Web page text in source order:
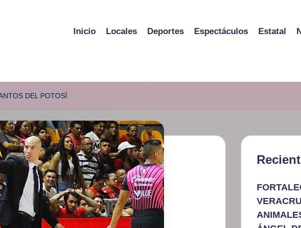
Inicio Locales Deportes Espectáculos Estatal
DEL POTOSÍ